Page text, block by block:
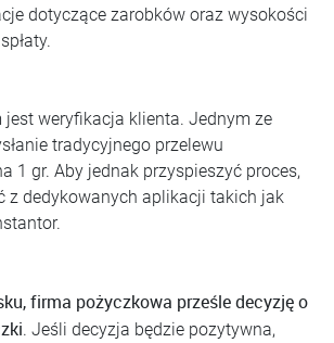
dotyczące zarobków oraz wysokości
jest weryfikacja klienta. Jednym ze
tradycyjnego przelewu
1 gr. Aby jednak przyspieszyć proces,
z dedykowanych aplikacji takich jak
firma pożyczkowa prześle decyzję o
. Jeśli decyzja będzie pozytywna,